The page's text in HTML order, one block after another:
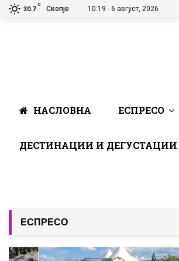
30.7
C
Скопје 10:19 - 6 август, 2026
НАСЛОВНА ЕСПРЕСО
ДЕСТИНАЦИИ И ДЕГУСТАЦИИ
ЕСПРЕСО